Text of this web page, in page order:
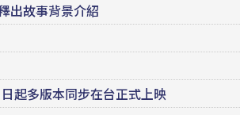
出故事背景介紹
起多版本同步在台正式上映